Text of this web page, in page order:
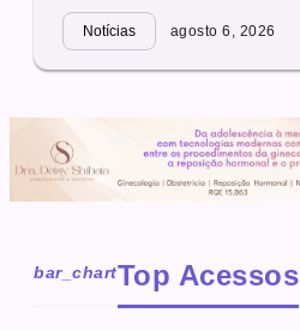
Notícias agosto 6, 2026
bar_chartTop Acessos